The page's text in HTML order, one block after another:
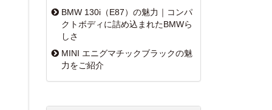
BMW 130i（E87）の魅力｜コンパ
クトボディに詰め込まれたBMWら
しさ
MINI エニグマチックブラックの魅
力をご紹介